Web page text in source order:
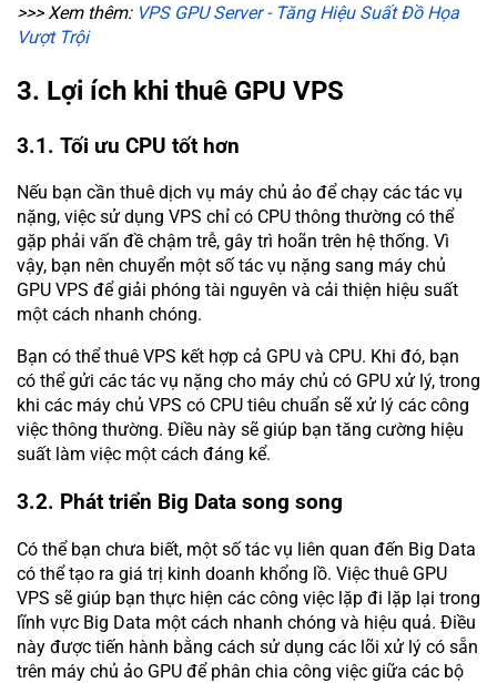
>>> Xem thêm: VPS GPU Server - Tăng Hiệu Suất Đồ Họa
Vượt Trội
3. Lợi ích khi thuê GPU VPS
3.1. Tối ưu CPU tốt hơn
Nếu bạn cần thuê dịch vụ máy chủ ảo để chạy các tác vụ
nặng, việc sử dụng VPS chỉ có CPU thông thường có thể
gặp phải vấn đề chậm trễ, gây trì hoãn trên hệ thống. Vì
vậy, bạn nên chuyển một số tác vụ nặng sang máy chủ
GPU VPS để giải phóng tài nguyên và cải thiện hiệu suất
một cách nhanh chóng.
Bạn có thể thuê VPS kết hợp cả GPU và CPU. Khi đó, bạn
có thể gửi các tác vụ nặng cho máy chủ có GPU xử lý, trong
khi các máy chủ VPS có CPU tiêu chuẩn sẽ xử lý các công
việc thông thường. Điều này sẽ giúp bạn tăng cường hiệu
suất làm việc một cách đáng kể.
3.2. Phát triển Big Data song song
Có thể bạn chưa biết, một số tác vụ liên quan đến Big Data
có thể tạo ra giá trị kinh doanh khổng lồ. Việc thuê GPU
VPS sẽ giúp bạn thực hiện các công việc lặp đi lặp lại trong
lĩnh vực Big Data một cách nhanh chóng và hiệu quả. Điều
này được tiến hành bằng cách sử dụng các lõi xử lý có sẵn
trên máy chủ ảo GPU để phân chia công việc giữa các bộ